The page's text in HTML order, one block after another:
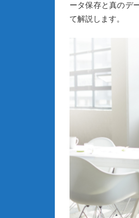
ータ保存と真のデ
て解説します。